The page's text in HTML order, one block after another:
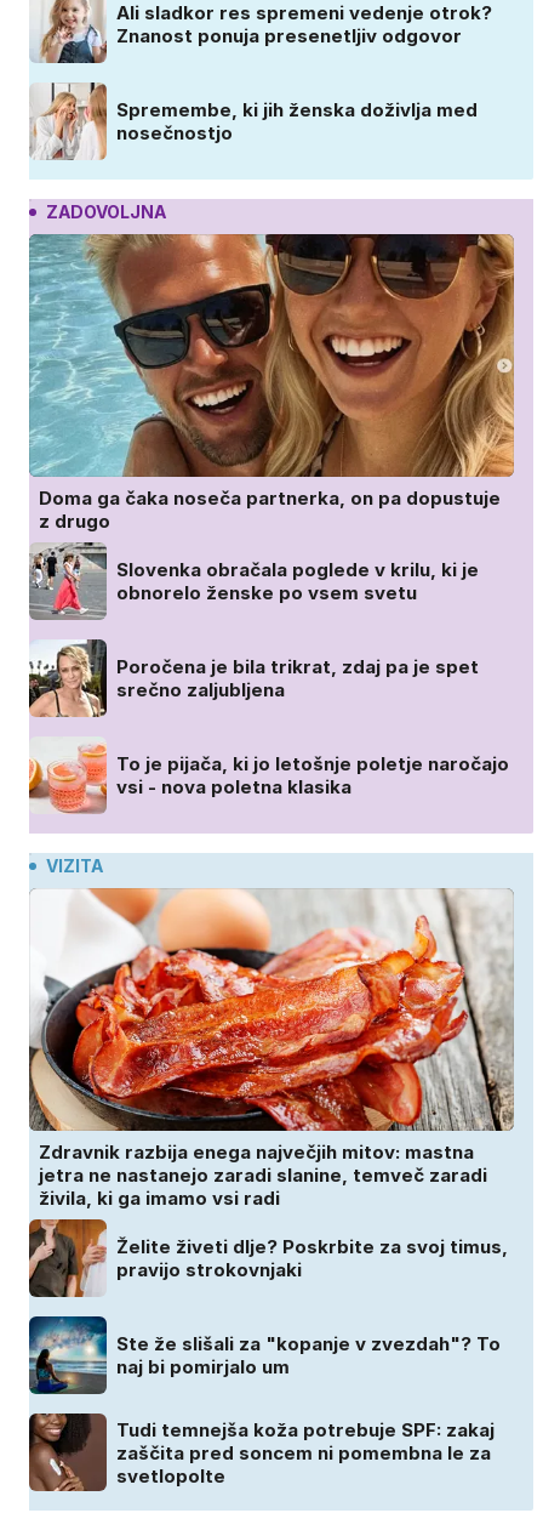
Ali sladkor res spremeni vedenje otrok?
Znanost ponuja presenetljiv odgovor
Spremembe, ki jih ženska doživlja med
nosečnostjo
ZADOVOLJNA
Doma ga čaka noseča partnerka, on pa dopustuje
z drugo
Slovenka obračala poglede v krilu, ki je
obnorelo ženske po vsem svetu
Poročena je bila trikrat, zdaj pa je spet
srečno zaljubljena
To je pijača, ki jo letošnje poletje naročajo
vsi - nova poletna klasika
VIZITA
Zdravnik razbija enega največjih mitov: mastna
jetra ne nastanejo zaradi slanine, temveč zaradi
živila, ki ga imamo vsi radi
Želite živeti dlje? Poskrbite za svoj timus,
pravijo strokovnjaki
Ste že slišali za "kopanje v zvezdah"? To
naj bi pomirjalo um
Tudi temnejša koža potrebuje SPF: zakaj
zaščita pred soncem ni pomembna le za
svetlopolte